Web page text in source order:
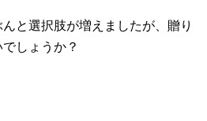
と選択肢が増えましたが、贈り
しょうか？